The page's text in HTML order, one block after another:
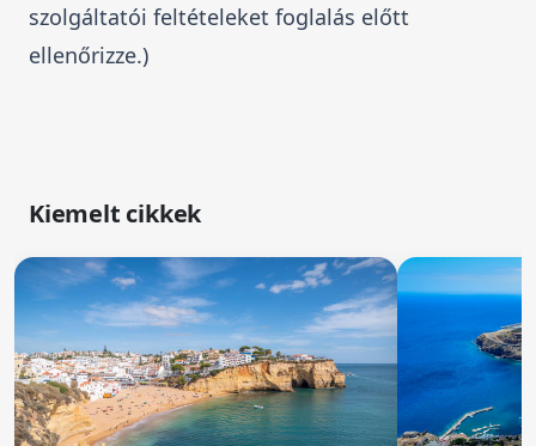
szolgáltatói feltételeket foglalás előtt
ellenőrizze.)
Kiemelt cikkek